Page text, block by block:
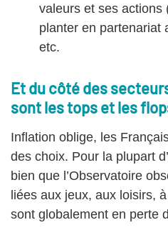
valeurs et ses actions
planter en partenariat
etc.
Et du côté des
sont les tops et les
Inflation oblige, les
des choix. Pour la plupart
bien que l’Observatoire
liées aux jeux, aux loisirs,
sont globalement en perte